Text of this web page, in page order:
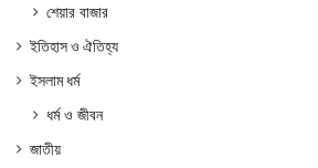
শেয়ার বাজার
ইতিহাস ও ঐতিহ্য
ইসলাম ধর্ম
ধর্ম ও জীবন
জাতীয়